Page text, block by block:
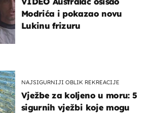
NAJSIGURNIJI OBLIK REKREACIJE
Vježbe za koljeno u moru: 5
sigurnih vježbi koje mogu
Modrića i pokazao novu
Lukinu frizuru